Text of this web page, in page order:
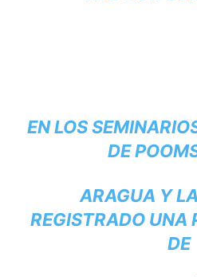
EN LOS
DE
ARAGUA Y
REGISTRADO UNA
DE